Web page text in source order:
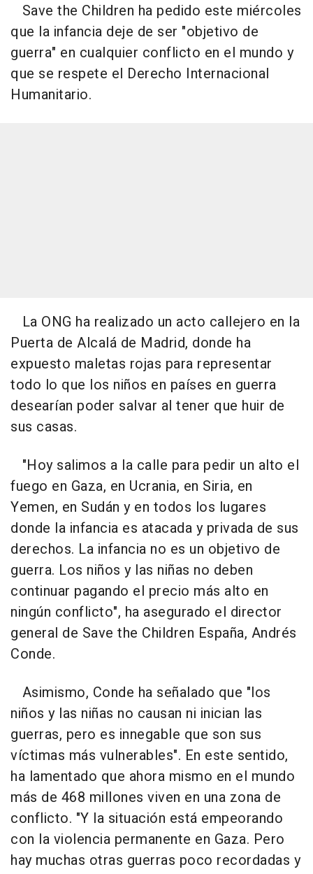
Save the Children ha pedido este miércoles
que la infancia deje de ser "objetivo de
guerra" en cualquier conflicto en el mundo y
que se respete el Derecho Internacional
Humanitario.
La ONG ha realizado un acto callejero en la
Puerta de Alcalá de Madrid, donde ha
expuesto maletas rojas para representar
todo lo que los niños en países en guerra
desearían poder salvar al tener que huir de
sus casas.
"Hoy salimos a la calle para pedir un alto el
fuego en Gaza, en Ucrania, en Siria, en
Yemen, en Sudán y en todos los lugares
donde la infancia es atacada y privada de sus
derechos. La infancia no es un objetivo de
guerra. Los niños y las niñas no deben
continuar pagando el precio más alto en
ningún conflicto", ha asegurado el director
general de Save the Children España, Andrés
Conde.
Asimismo, Conde ha señalado que "los
niños y las niñas no causan ni inician las
guerras, pero es innegable que son sus
víctimas más vulnerables". En este sentido,
ha lamentado que ahora mismo en el mundo
más de 468 millones viven en una zona de
conflicto. "Y la situación está empeorando
con la violencia permanente en Gaza. Pero
hay muchas otras guerras poco recordadas y